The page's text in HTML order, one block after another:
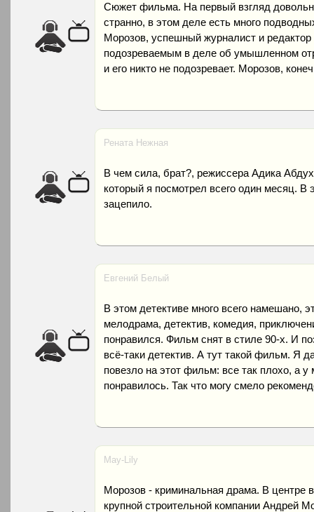
Сюжет фильма. На первый взгляд
странно, в этом деле есть много
Морозов, успешный журналист и
подозреваемым в деле об умышленном
и его никто не подозревает. Морозов,
Рената Нежная
В чем сила, брат?, режиссера Адика
который я посмотрел всего один месяц. В
зацепило.
Евгений Белый
В этом детективе много всего намешано,
мелодрама, детектив, комедия,
понравился. Фильм снят в стиле 90-х. И
всё-таки детектив. А тут такой фильм. Я
повезло на этот фильм: все так плохо, а у
понравилось. Так что могу смело
May-Lily
Морозов - криминальная драма. В центре
крупной строительной компании Андрей